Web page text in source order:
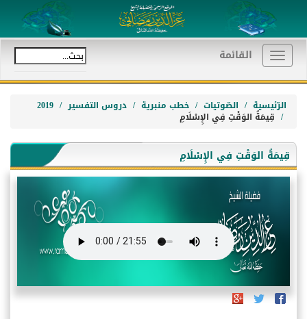
Toggle
navigation
القائمة
الرّئيسية الصّوتيات خطب منبرية دروس التفسير 2019
قِيمَةُ الوَقْتِ فِي الإِسْلَامِ
قِيمَةُ الوَقْتِ فِي الإِسْلَامِ